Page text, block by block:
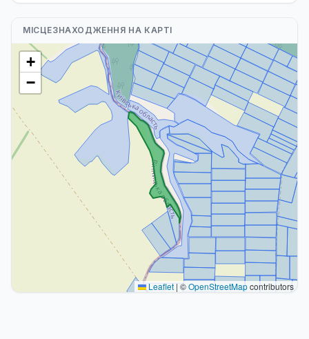
МІСЦЕЗНАХОДЖЕННЯ НА КАРТІ
+
−
Leaflet | ©OpenStreetMapcontributors